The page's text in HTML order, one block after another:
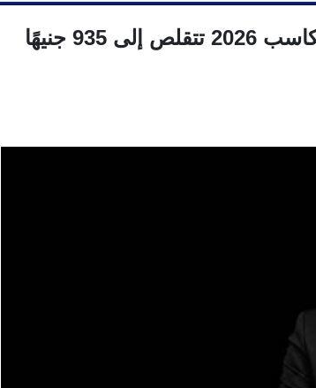
الذهب يخسر 190 جنيهًا في مايو.. ومكاسب 2026 تتقلص إلى 935 جنيهًا